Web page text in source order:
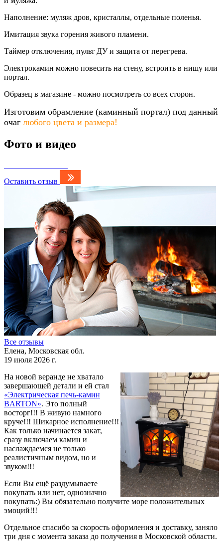
Наполнение: муляж дров, кристаллы, отдельные поленья.
Имитация звука горения живого пламени.
Таймер отключения, пульт ДУ и защита от перегрева.
Электрокамин можно повесить на стену, встроить в нишу или
портал.
Образец в магазине - можно посмотреть со всех сторон.
Изготовим обрамление (каминный портал) под данный
очаг любого цвета и размера!
Фото и видео
Оставить отзыв
Все отзывы
Елена, Московская обл.
19 июля 2026 г.
На новой веранде не хватало
завершающей детали и ей стал
«Электрическая печь-камин
BARTON». Это полный
восторг!!! В живую намного
круче!!! Шикарное исполнение!!!
Как только начинается закат,
сразу включаем камин и
наслаждаемся не только
реалистичным видом, но и
звуком!!!
Если Вы ещё раздумываете
покупать или нет, однозначно
покупать:) Вы обязательно получите море положительных
эмоций!!!
Отдельное спасибо за скорость оформления и доставку, заняло
три дня с момента заказа до получения в Московской области.